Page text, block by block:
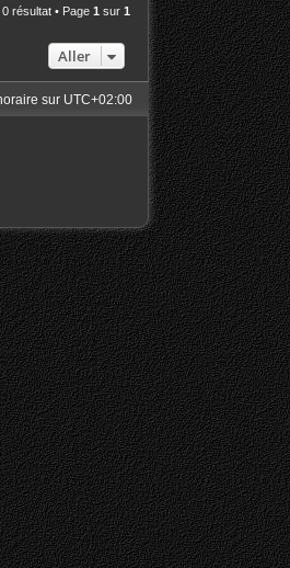
résultat • Page 1 sur 1
Aller
sur UTC+02:00